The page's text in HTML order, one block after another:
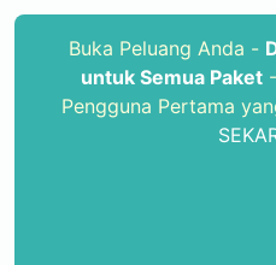
Buka Peluang Anda -
untuk Semua Paket
Pengguna Pertama